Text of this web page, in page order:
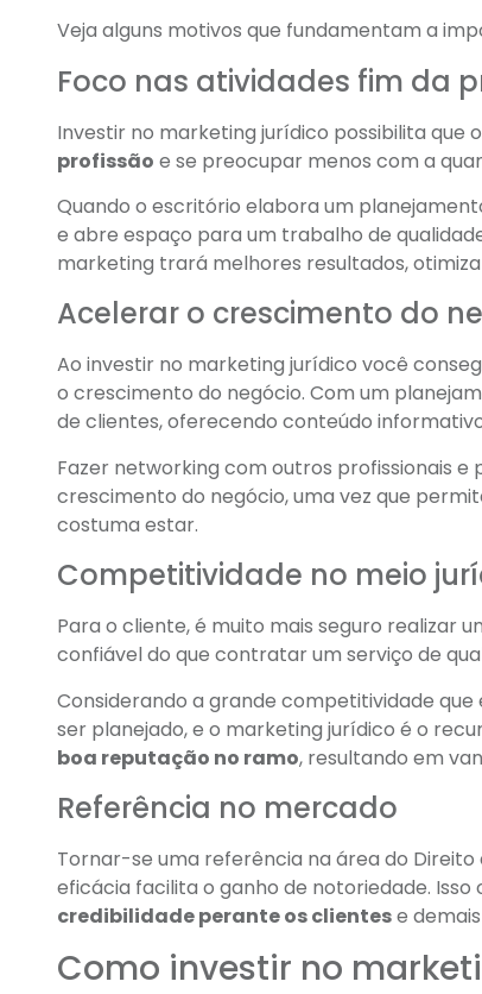
Veja alguns motivos que fundamentam a
Foco nas atividades fim da
Investir no marketing jurídico possibilita que
profissão e se preocupar menos com a
Quando o escritório elabora um
e abre espaço para um trabalho de
marketing trará melhores resultados,
Acelerar o crescimento do
Ao investir no marketing jurídico você
o crescimento do negócio. Com um
de clientes, oferecendo conteúdo
Fazer networking com outros profissionais
crescimento do negócio, uma vez que
costuma estar.
Competitividade no meio
Para o cliente, é muito mais seguro realizar
confiável do que contratar um serviço de
Considerando a grande competitividade
ser planejado, e o marketing jurídico é o
boa reputação no ramo, resultando em
Referência no mercado
Tornar-se uma referência na área do
eficácia facilita o ganho de notoriedade.
credibilidade perante os clientese
Como investir no